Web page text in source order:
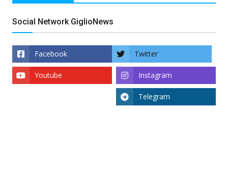
Social Network GiglioNews
Facebook Twitter
Instagram
Youtube
Telegram